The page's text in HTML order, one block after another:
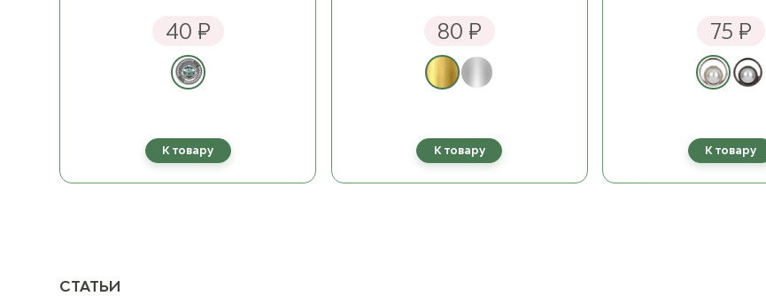
08 Бордовый
ост. 18
ост. 19
10 Фуксия
08 Бордовый
ост. 9
ост. 10
10 Фуксия
40 ₽
К товару
80 ₽
К товару
75 ₽
К товару
СТАТЬИ